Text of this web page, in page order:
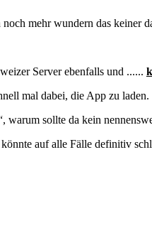
mehr wundern das keiner
Server ebenfalls und ......
mal dabei, die App zu laden.
warum sollte da kein
auf alle Fälle definitiv